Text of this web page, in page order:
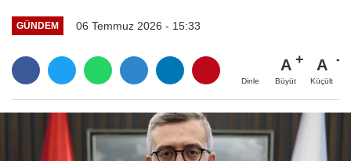
GÜNDEM 06 Temmuz 2026 - 15:33
Dinle
A
Büyüt
A
Küçült